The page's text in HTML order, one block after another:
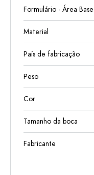
Formulário - Área Base
Material
País de fabricação
Peso
Cor
Tamanho da boca
Fabricante